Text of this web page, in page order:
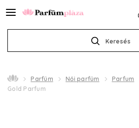
Keresés
Parfüm Női parfüm Parfum
Gold Parfum